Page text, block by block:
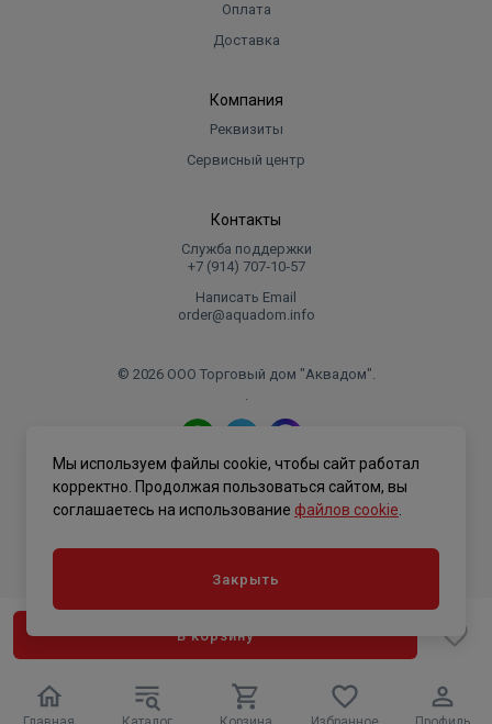
В корзину
Оплата
Доставка
Компания
Реквизиты
Сервисный центр
Контакты
Служба поддержки
+7 (914) 707‑10‑57
Написать Email
order@aquadom.info
© 2026 ООО Торговый дом "Аквадом".
.
Политика конфиденциальности
Мы используем файлы cookie, чтобы сайт работал
корректно. Продолжая пользоваться сайтом, вы
соглашаетесь на использование файлов cookie
Закрыть